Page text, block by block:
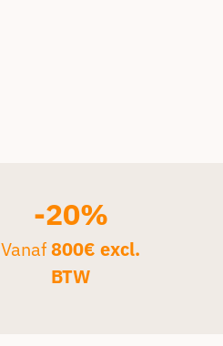
-20%
Vanaf800€ excl.
BTW